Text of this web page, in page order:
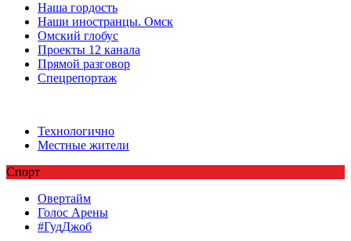
Наша гордость
Наши иностранцы. Омск
Омский глобус
Проекты 12 канала
Прямой разговор
Спецрепортаж
Технологично
Местные жители
Спорт
Овертайм
Голос Арены
#ГудДжоб